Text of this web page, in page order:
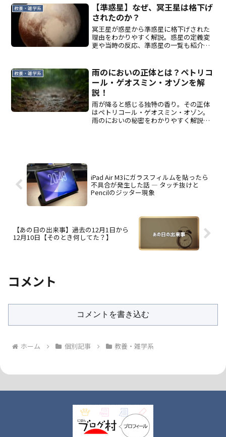
教養・雑学系
【準惑星】なぜ、冥王星は格下げ
されたのか？
冥王星が惑星から準惑星に格下げされた
理由をわかりやすく解説。惑星の定義変
更や当時の反応、準惑星の一覧も紹介し
教養・雑学系
雨のにおいの正体とは？ペトリコ
ール・ゲオスミン・オゾンを解
説！
雨が降ると感じる独特の香り。その正体
はペトリコール・ゲオスミン・オゾン。
雨のにおいの秘密をわかりやすく解説し
iPad Air M3にガラスフィルムを貼ったら
不具合が発生した話 ― タッチ抜けと
Pencilのジッター現象
【あの日の出来事】過去の12月1日から
12月10日【そのとき何してた？】
コメント
コメントを書き込む
ホーム 個別記事 教養・雑学系